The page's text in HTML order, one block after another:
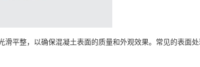
平整，以确保混凝土表面的质量和外观效果。常见的表面